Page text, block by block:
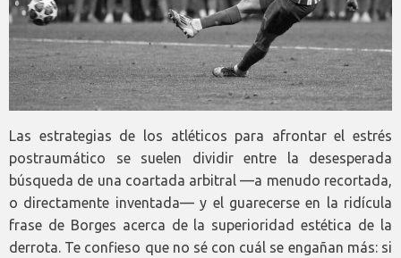
Las estrategias de los atléticos para afrontar el estrés
postraumático se suelen dividir entre la desesperada
búsqueda de una coartada arbitral —a menudo recortada,
o directamente inventada— y el guarecerse en la ridícula
frase de Borges acerca de la superioridad estética de la
derrota. Te confieso que no sé con cuál se engañan más: si